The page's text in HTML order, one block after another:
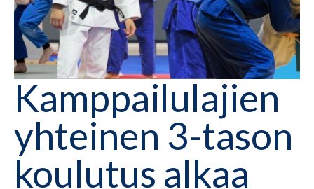
Kamppailulajien
yhteinen 3-tason
koulutus alkaa